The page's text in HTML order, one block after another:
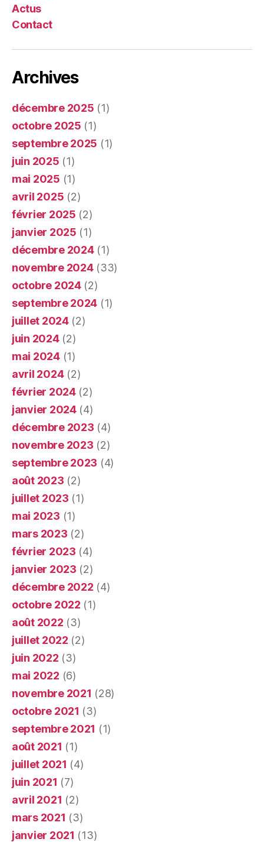
Actus
Contact
Archives
décembre 2025 (1)
octobre 2025 (1)
septembre 2025 (1)
juin 2025 (1)
mai 2025 (1)
avril 2025 (2)
février 2025 (2)
janvier 2025 (1)
décembre 2024(1)
novembre 2024(33)
octobre 2024(2)
septembre 2024 (1)
juillet 2024(2)
juin 2024(2)
mai 2024(1)
avril 2024(2)
février 2024(2)
janvier 2024(4)
décembre 2023 (4)
novembre 2023 (2)
septembre 2023 (4)
août 2023 (2)
juillet 2023 (1)
mai 2023 (1)
mars 2023 (2)
février 2023 (4)
janvier 2023 (2)
décembre 2022 (4)
octobre 2022 (1)
août 2022 (3)
juillet 2022 (2)
juin 2022 (3)
mai 2022 (6)
novembre 2021 (28)
octobre 2021 (3)
septembre 2021 (1)
août 2021 (1)
juillet 2021 (4)
juin 2021 (7)
avril 2021 (2)
mars 2021 (3)
janvier 2021 (13)